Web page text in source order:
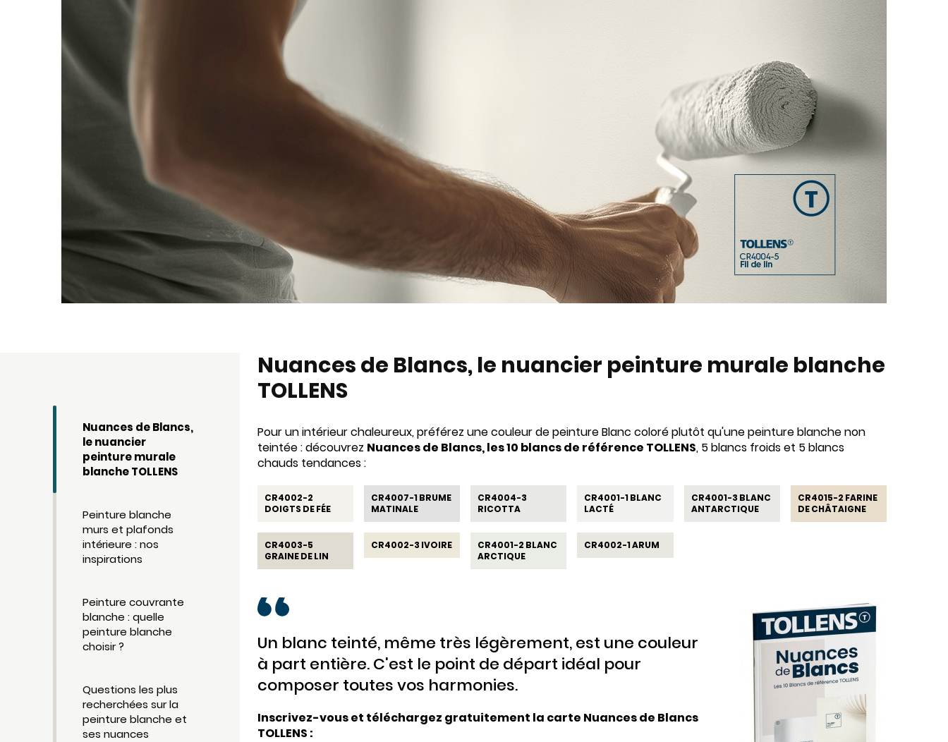
Nuances de Blancs,
le nuancier
peinture murale
blanche TOLLENS
Peinture blanche
murs et plafonds
intérieure : nos
inspirations
Peinture couvrante
blanche : quelle
peinture blanche
choisir ?
Questions les plus
recherchées sur la
peinture blanche et
ses nuances
Nuances de Blancs, le nuancier peinture murale blanche
TOLLENS
Pour un intérieur chaleureux, préférez une couleur de peinture Blanc coloré plutôt qu'une peinture blanche non
teintée : découvrez Nuances de Blancs, les 10 blancs de référence TOLLENS, 5 blancs froids et 5 blancs
chauds tendances :
CR4002-2
DOIGTS DE FÉE
CR4007-1 BRUME
MATINALE
CR4004-3
RICOTTA
CR4001-1 BLANC
LACTÉ
CR4001-3 BLANC
ANTARCTIQUE
CR4015-2 FARINE
DE CHÂTAIGNE
CR4003-5
GRAINE DE LIN
CR4002-3 IVOIRE
CR4001-2 BLANC
ARCTIQUE
CR4002-1 ARUM
Un blanc teinté, même très légèrement, est une couleur
à part entière. C'est le point de départ idéal pour
composer toutes vos harmonies.
Inscrivez-vous et téléchargez gratuitement la carte Nuances de Blancs
TOLLENS :